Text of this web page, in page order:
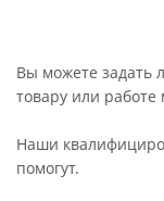
Вы можете задать
товару или работе
Наши
помогут.